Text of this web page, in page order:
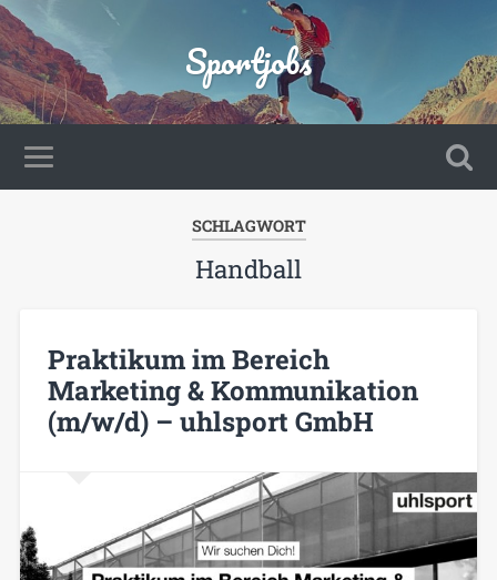
Sportjobs
SCHLAGWORT
Handball
Praktikum im Bereich
Marketing & Kommunikation
(m/w/d) – uhlsport GmbH